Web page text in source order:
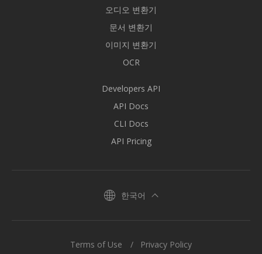
오디오 변환기
문서 변환기
이미지 변환기
OCR
Developers API
API Docs
CLI Docs
API Pricing
한국어
Terms of Use Privacy Policy